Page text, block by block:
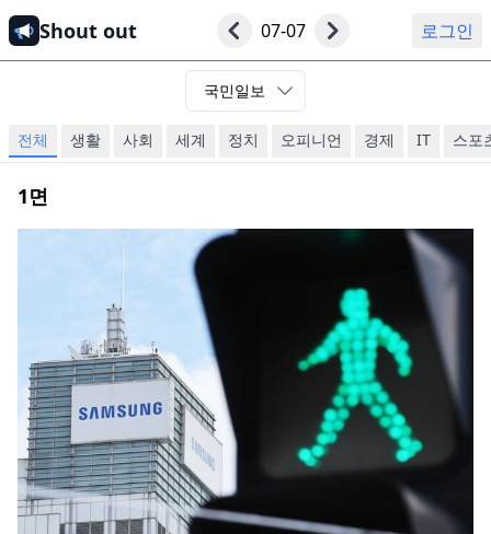
Shout out 07-07 로그인
국민일보
전체 생활 사회 세계 정치 오피니언 경제 IT 스포
1면